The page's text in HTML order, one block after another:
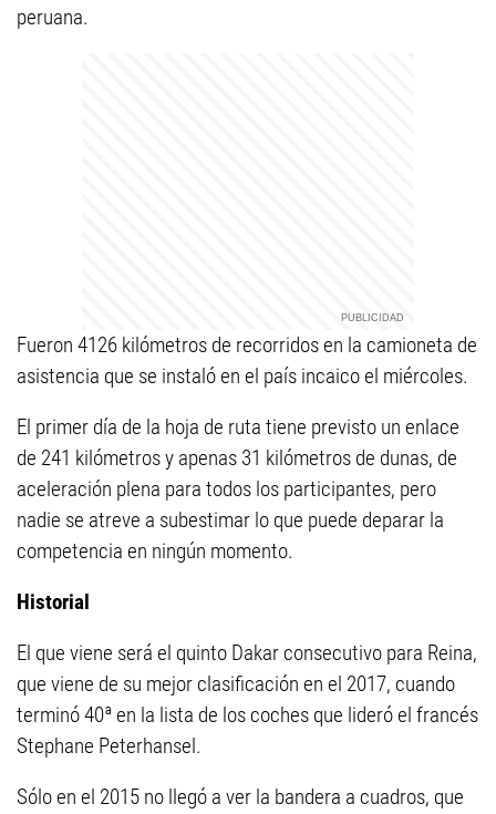
peruana.
Fueron 4126 kilómetros de recorridos en la camioneta de
asistencia que se instaló en el país incaico el miércoles.
El primer día de la hoja de ruta tiene previsto un enlace
de 241 kilómetros y apenas 31 kilómetros de dunas, de
aceleración plena para todos los participantes, pero
nadie se atreve a subestimar lo que puede deparar la
competencia en ningún momento.
Historial
El que viene será el quinto Dakar consecutivo para Reina,
que viene de su mejor clasificación en el 2017, cuando
terminó 40ª en la lista de los coches que lideró el francés
Stephane Peterhansel.
Sólo en el 2015 no llegó a ver la bandera a cuadros, que